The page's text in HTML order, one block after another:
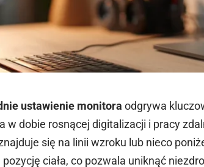
ustawienie monitora odgrywa
w dobie rosnącej digitalizacji i pracy
się na linii wzroku lub nieco
ciała, co pozwala uniknąć